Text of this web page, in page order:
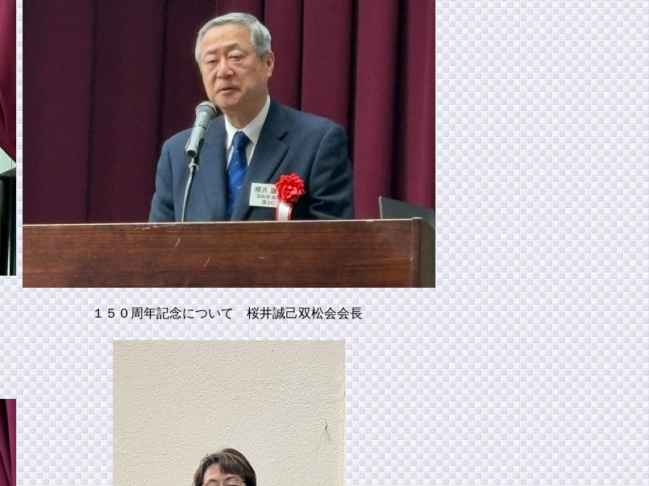
１５０周年記念について 桜井誠己双松会会長